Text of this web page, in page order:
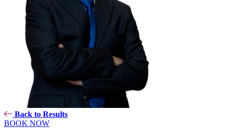
Back to Results
BOOK NOW